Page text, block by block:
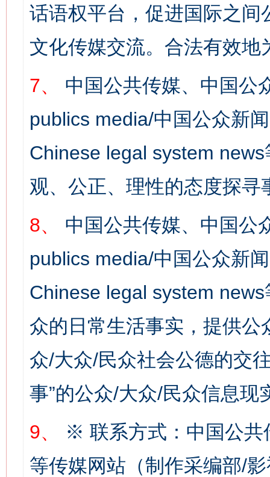
话语权平台，促进国际之
文化传媒交流。合法有效地
7、
中国公共传媒、中国公
publics media/中国公众新
Chinese legal system
观、公正、理性的态度探寻
8、
中国公共传媒、中国公
publics media/中国公众新
Chinese legal system
众的日常生活事实，提供
众/大众/民众社会公德的交
事”的公众/大众/民众信息现
9、
※ 联系方式：中国公共
等传媒网站（制作采编部/